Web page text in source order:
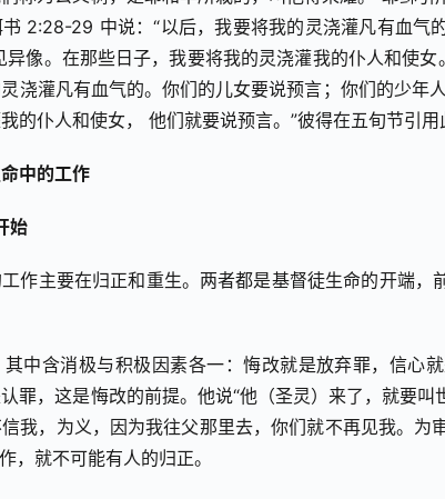
2:28-29 中说：“以后，我要将我的灵浇灌凡有血气
像。在那些日子，我要将我的灵浇灌我的仆人和使
浇灌凡有血气的。你们的儿女要说预言；你们的少年
的仆人和使女， 他们就要说预言。”彼得在五旬节引用
中的工作
始
作主要在归正和重生。两者都是基督徒生命的开端，
中含消极与积极因素各一：悔改就是放弃罪，信心
罪，这是悔改的前提。他说“他（圣灵）来了，就要
我，为义，因为我往父那里去，你们就不再见我。为
，就不可能有人的归正。